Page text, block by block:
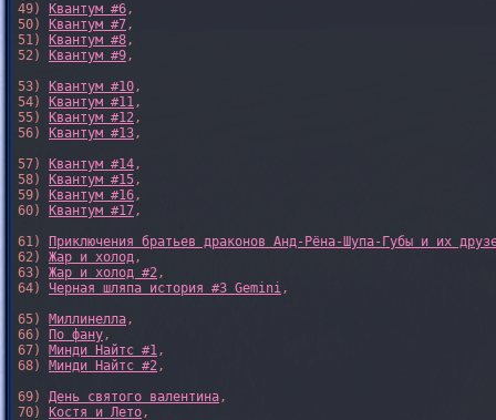
49)
Квантум #6,
50)
Квантум #7,
51)
Квантум #8,
52)
Квантум #9,
53)
Квантум #10,
54)
Квантум #11,
55)
Квантум #12,
56)
Квантум #13,
57)
Квантум #14,
58)
Квантум #15,
59)
Квантум #16,
60)
Квантум #17,
61)
Приключения братьев драконов Анд-Рёна-Шупа-Губы и их
62) Жар и холод,
63) Жар и холод #2,
64) Черная шляпа история #3 Gemini,
65) Миллинелла,
66)
По фану,
67) Минди Найтс #1,
68) Минди Найтс #2,
69) День святого валентина,
70)
Костя и Лето,